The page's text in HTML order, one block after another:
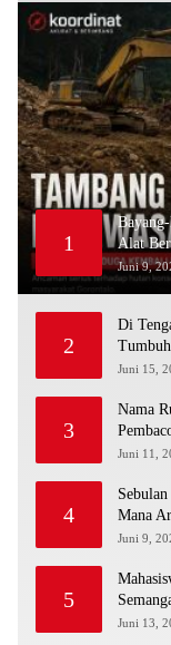
1
Alat
Juni 9,
2
Di
Juni 15,
3
Nama
Juni 11,
4
Mana
Juni 9,
5
Juni 13,